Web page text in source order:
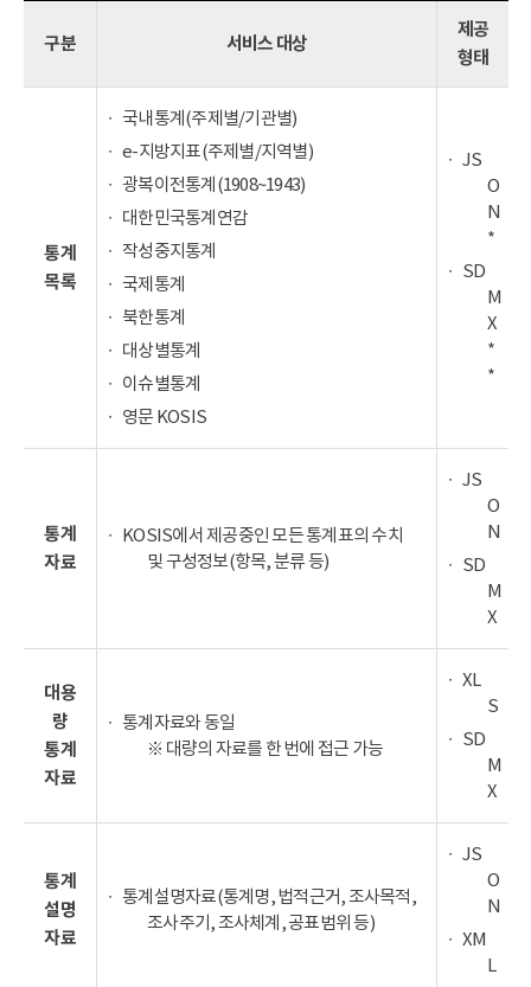
구분 서비스 대상
제공
형태
통계
목록
국내통계(주제별/기관별)
e-지방지표(주제별/지역별)
광복이전통계(1908~1943)
대한민국통계연감
작성중지통계
국제통계
북한통계
대상별통계
이슈별통계
영문 KOSIS
JS
O
N
*
SD
M
X
*
*
통계
자료
KOSIS에서 제공중인 모든 통계표의 수치
및 구성정보(항목, 분류 등)
JS
O
N
SD
M
X
대용
량
통계
자료
통계자료와 동일
※ 대량의 자료를 한 번에 접근 가능
XL
S
SD
M
X
통계
설명
자료
통계설명자료(통계명, 법적근거, 조사목적,
조사주기, 조사체계, 공표범위 등)
JS
O
N
XM
L